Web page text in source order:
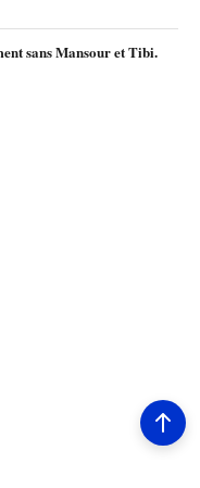
sans Mansour et Tibi.